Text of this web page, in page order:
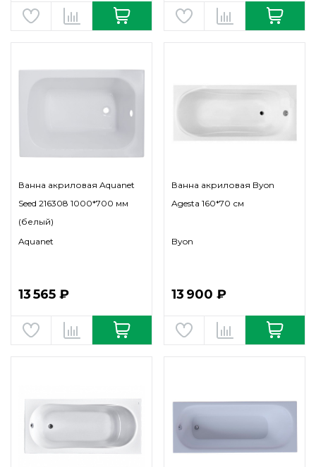
Ванна акриловая Aquanet
Seed 216308 1000*700 мм
(белый)
Aquanet
13 565 ₽
Ванна акриловая Byon
Agesta 160*70 см
Byon
13 900 ₽